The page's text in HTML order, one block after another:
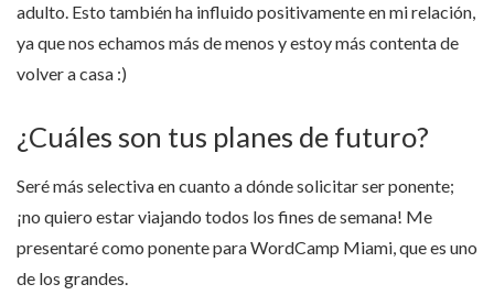
adulto. Esto también ha influido positivamente en mi relación,
ya que nos echamos más de menos y estoy más contenta de
volver a casa :)
¿Cuáles son tus planes de futuro?
Seré más selectiva en cuanto a dónde solicitar ser ponente;
¡no quiero estar viajando todos los fines de semana! Me
presentaré como ponente para WordCamp Miami, que es uno
de los grandes.